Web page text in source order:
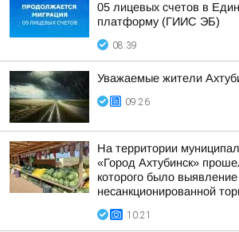
05 лицевых счетов в
платформу (ГИИС ЭБ)
08:39
Уважаемые жители
09:26
На территории
«Город Ахтубинск»
которого было
несанкционированной
10:21